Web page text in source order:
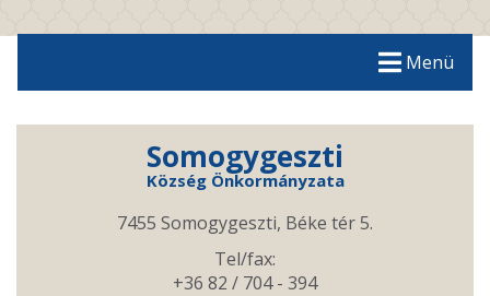
Menü
Somogygeszti
Község Önkormányzata
7455 Somogygeszti, Béke tér 5.
Tel/fax:
+36 82 / 704 - 394